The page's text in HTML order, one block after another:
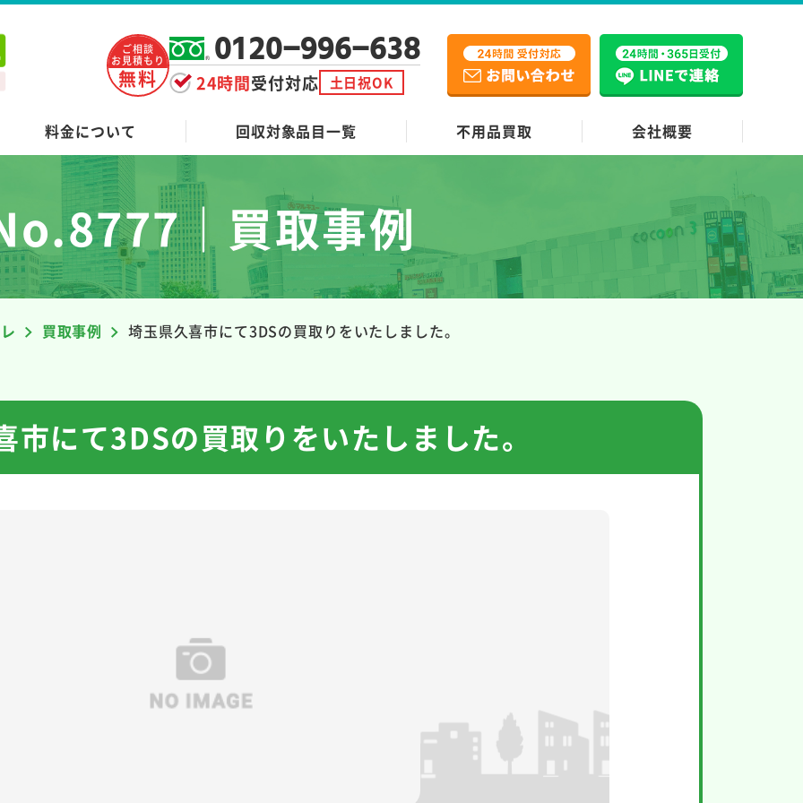
ご相談
お見積もり
無料
0120-996-638
24時間受付対応 土日祝OK
料金について 回収対象品目一覧 不用品買取 会社概要
｜買取事例
買取事例 埼玉県久喜市にて3DSの買取りをいたしました。
市にて3DSの買取りをいたしました。